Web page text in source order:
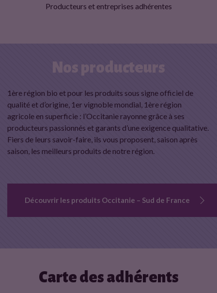
Producteurs et entreprises adhérentes
Nos producteurs
1ère région bio et pour les produits sous signe officiel de
qualité et d’origine, 1er vignoble mondial, 1ère région
agricole en superficie : l’Occitanie rayonne grâce à ses
producteurs passionnés et garants d’une exigence qualitative.
Fiers de leurs savoir-faire, ils vous proposent, saison après
saison, les meilleurs produits de notre région.
Découvrir les produits Occitanie – Sud de France
Carte des adhérents